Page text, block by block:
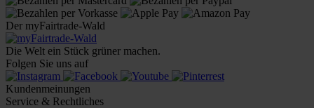
Der myFairtrade-Wald
Die Welt ein Stück grüner machen.
Folgen Sie uns auf
Kundenmeinungen
Service & Rechtliches